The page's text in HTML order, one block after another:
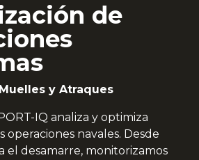
de
y Atraques
IQ analiza y optimiza
operaciones navales. Desde
el desamarre, monitorizamos